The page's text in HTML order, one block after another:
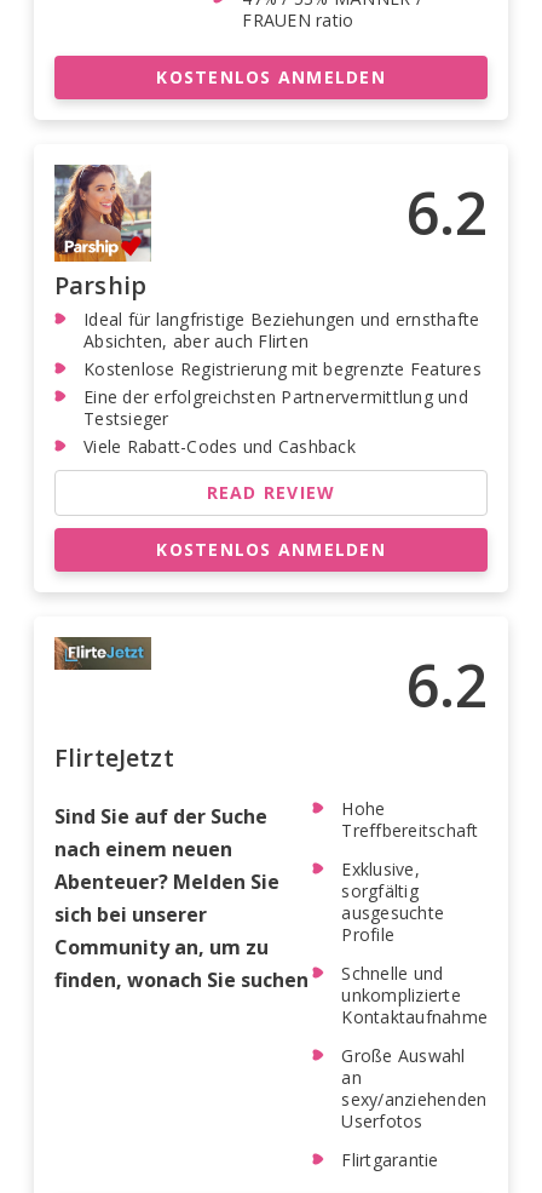
FRAUEN ratio
KOSTENLOS ANMELDEN
6.2
Parship
Ideal für langfristige Beziehungen und ernsthafte
Absichten, aber auch Flirten
Kostenlose Registrierung mit begrenzte Features
Eine der erfolgreichsten Partnervermittlung und
Testsieger
Viele Rabatt-Codes und Cashback
READ REVIEW
KOSTENLOS ANMELDEN
6.2
FlirteJetzt
Sind Sie auf der Suche
nach einem neuen
Abenteuer? Melden Sie
sich bei unserer
Community an, um zu
finden, wonach Sie suchen
Hohe
Treffbereitschaft
Exklusive,
sorgfältig
ausgesuchte
Profile
Schnelle und
unkomplizierte
Kontaktaufnahme
Große Auswahl
an
sexy/anziehenden
Userfotos
Flirtgarantie